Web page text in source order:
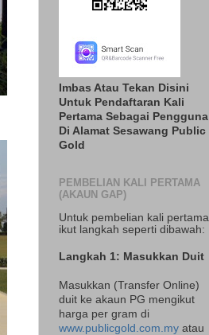
Imbas Atau Tekan Disini
Untuk Pendaftaran Kali
Pertama Sebagai Pengguna
Di Alamat Sesawang Public
Gold
PEMBELIAN KALI PERTAMA
(AKAUN GAP)
Untuk pembelian kali pertama,
ikut langkah seperti dibawah:
Langkah 1: Masukkan Duit
Masukkan (Transfer Online)
duit ke akaun PG mengikut
harga per gram di
www.publicgold.com.my atau